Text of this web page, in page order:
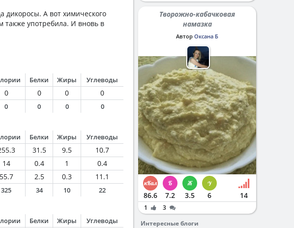
дикоросы. А вот химического
также употребила. И вновь в
Белки Жиры Углеводы
0 0 0
0
0 0 0 0
Белки Жиры Углеводы
31.5 9.5
10.7
14 0.4 1
0.4
55.7 2.5 0.3
11.1
325 34 10 22
Белки Жиры Углеводы
Творожно-кабачковая
намазка
Автор Оксана Б
86.6 7.2 3.5 6 14
1
3
Интересные блоги